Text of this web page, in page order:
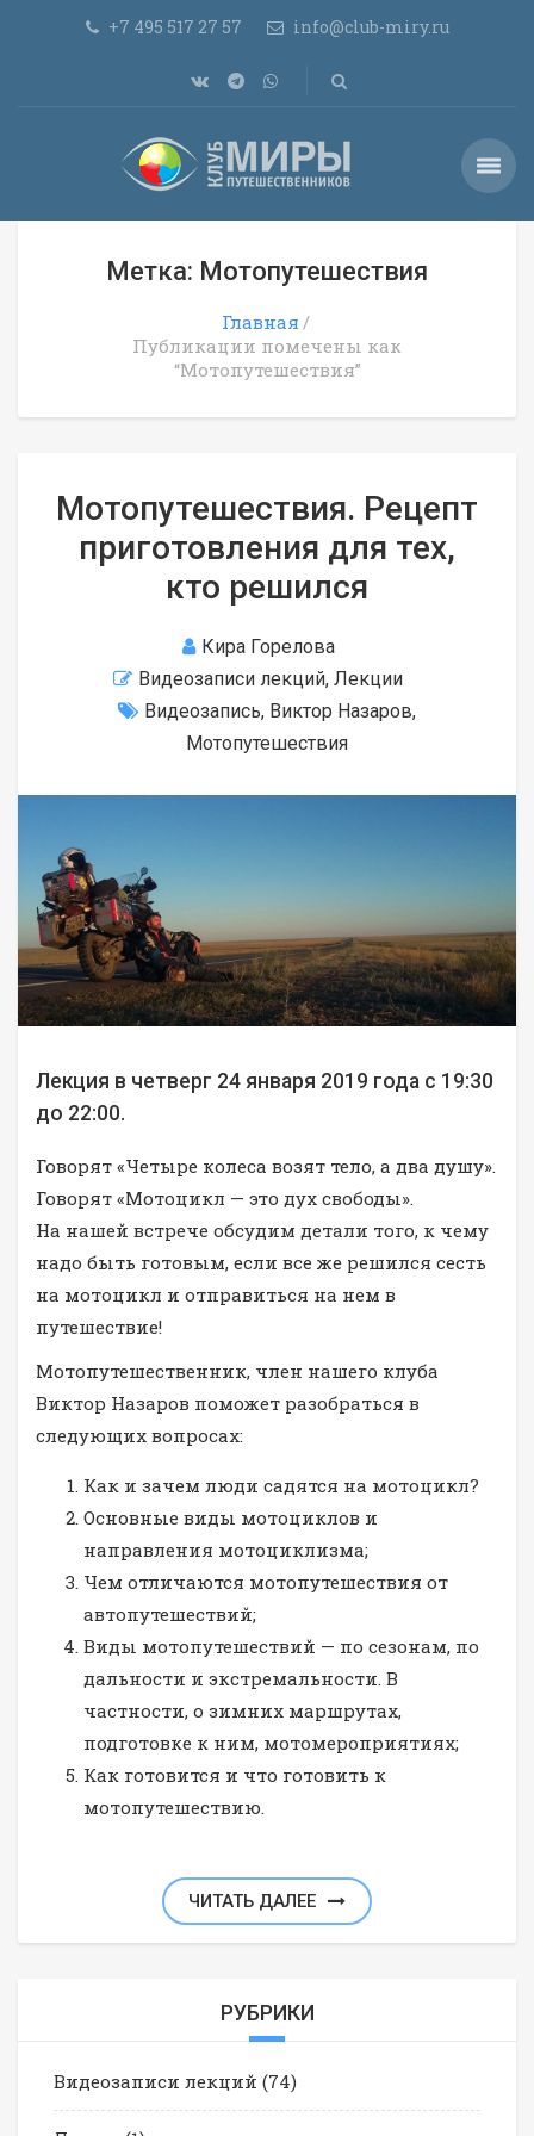
+7 495 517 27 57 info@club-miry.ru
Метка: Мотопутешествия
Главная
Публикации помечены как
“Мотопутешествия”
Мотопутешествия. Рецепт
приготовления для тех,
кто решился
Кира Горелова
Видеозаписи лекций, Лекции
Видеозапись, Виктор Назаров,
Мотопутешествия
Лекция в четверг 24 января 2019 года с 19:30
до 22:00.
Говорят «Четыре колеса возят тело, а два душу».
Говорят «Мотоцикл — это дух свободы».
На нашей встрече обсудим детали того, к чему
надо быть готовым, если все же решился сесть
на мотоцикл и отправиться на нем в
путешествие!
Мотопутешественник, член нашего клуба
Виктор Назаров поможет разобраться в
следующих вопросах:
Как и зачем люди садятся на мотоцикл?
Основные виды мотоциклов и
направления мотоциклизма;
Чем отличаются мотопутешествия от
автопутешествий;
Виды мотопутешествий — по сезонам, по
дальности и экстремальности. В
частности, о зимних маршрутах,
подготовке к ним, мотомероприятиях;
Как готовится и что готовить к
мотопутешествию.
ЧИТАТЬ ДАЛЕЕ
РУБРИКИ
Видеозаписи лекций (74)